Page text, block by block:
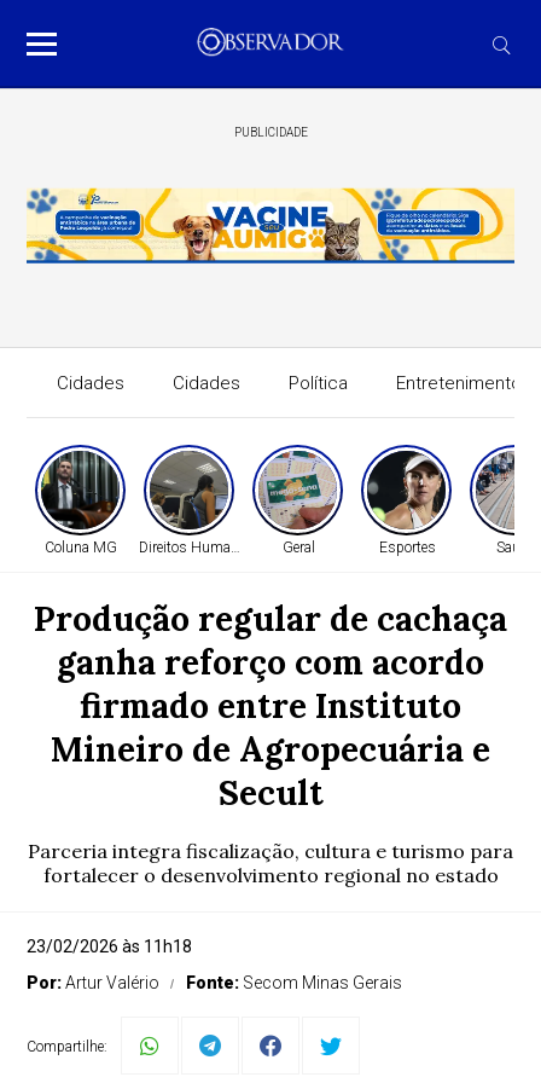
PUBLICIDADE
Cidades Cidades Política Entretenimento
Coluna MG Direitos Humanos Geral Esportes Saúde
Produção regular de cachaça
ganha reforço com acordo
firmado entre Instituto
Mineiro de Agropecuária e
Secult
Parceria integra fiscalização, cultura e turismo para
fortalecer o desenvolvimento regional no estado
23/02/2026 às 11h18
Por:Artur Valério Fonte: Secom Minas Gerais
Compartilhe: